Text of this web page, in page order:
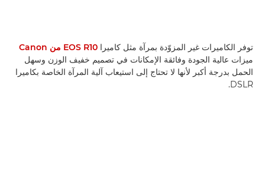
توفر الكاميرات غير المزوّدة بمرآة مثل كاميرا EOS R10 من Canon
ميزات عالية الجودة وفائقة الإمكانات في تصميم خفيف الوزن وسهل
الحمل بدرجة أكبر لأنها لا تحتاج إلى استيعاب آلية المرآة الخاصة بكاميرا
DSLR.